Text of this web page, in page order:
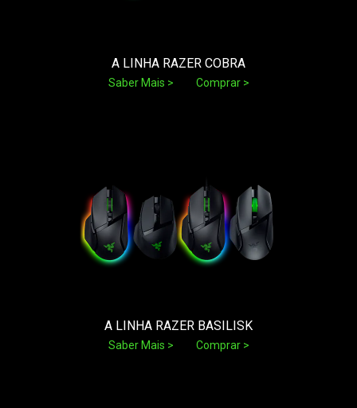
A LINHA RAZER COBRA
Saber Mais Comprar
A LINHA RAZER BASILISK
Saber Mais Comprar